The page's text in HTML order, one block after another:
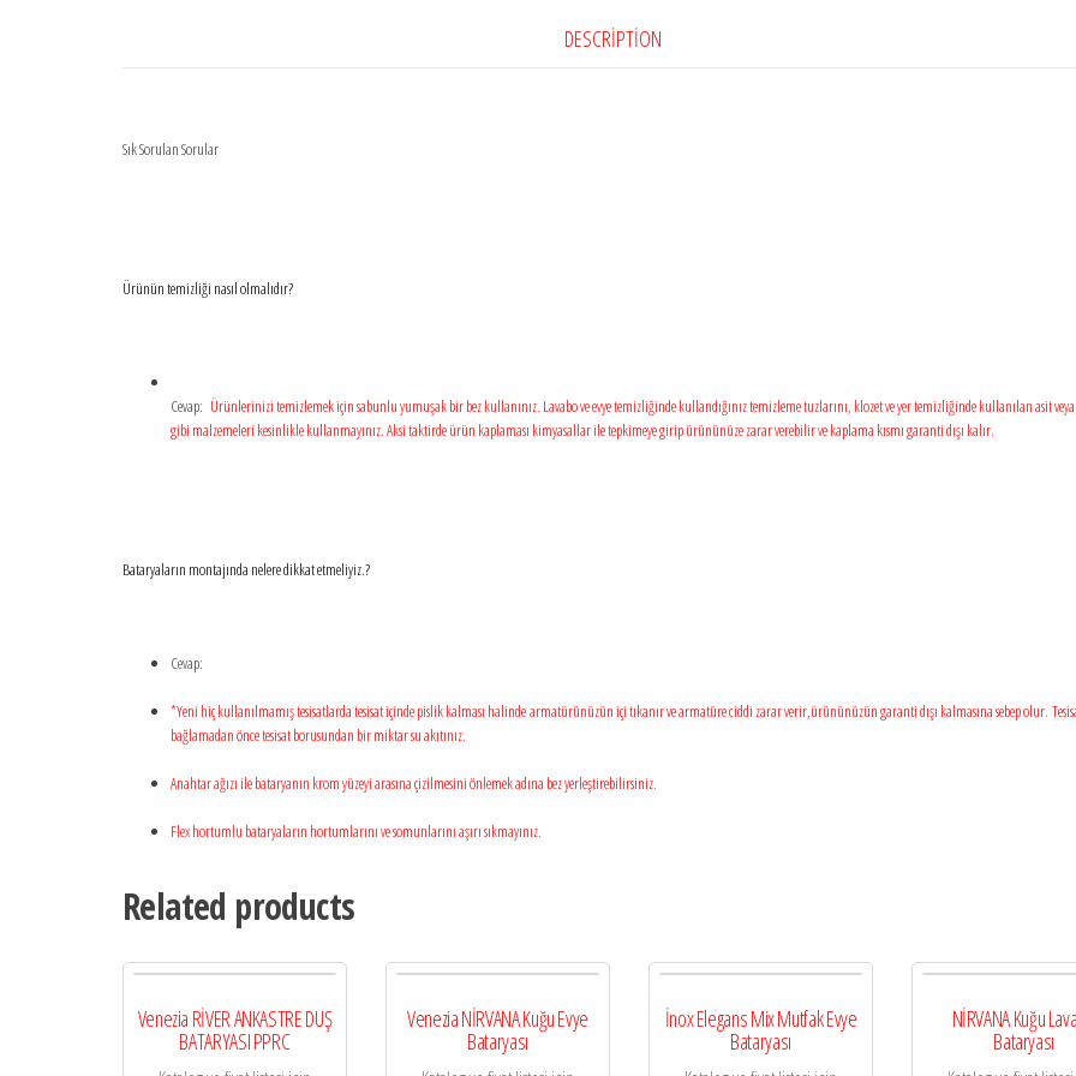
DESCRIPTION
Sık Sorulan Sorular
Ürünün temizliği nasıl olmalıdır?
Cevap: Ürünlerinizi temizlemek için sabunlu yumuşak bir bez kullanınız. Lavabo ve evye temizliğinde kullandığınız temizleme tuzlarını, klozet ve yer temizliğinde kullanılan asit
gibi malzemeleri kesinlikle kullanmayınız. Aksi taktirde ürün kaplaması kimyasallar ile tepkimeye girip ürününüze zarar verebilir ve kaplama kısmı garanti dışı kalır.
Bataryaların montajında nelere dikkat etmeliyiz.?
Cevap:
*Yeni hiç kullanılmamış tesisatlarda tesisat içinde pislik kalması halinde armatürünüzün içi tıkanır ve armatüre ciddi zarar verir,ürününüzün garanti dışı kalmasına sebep olur.
bağlamadan önce tesisat borusundan bir miktar su akıtınız.
Anahtar ağızı ile bataryanın krom yüzeyi arasına çizilmesini önlemek adına bez yerleştirebilirsiniz.
Flex hortumlu bataryaların hortumlarını ve somunlarını aşırı sıkmayınız.
Related products
Venezia RİVER ANKASTRE DUŞ
BATARYASI PPRC
Venezia NİRVANA Kuğu Evye
Bataryası
İnox Elegans Mix Mutfak Evye
Bataryası
NİRVANA Kuğu
Bataryası